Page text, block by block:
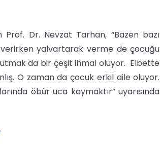
Dr. Nevzat Tarhan, “Bazen bazı
yalvartarak verme de çocuğu
da bir çeşit ihmal oluyor. Elbette
O zaman da çocuk erkil aile oluyor.
öbür uca kaymaktır” uyarısında